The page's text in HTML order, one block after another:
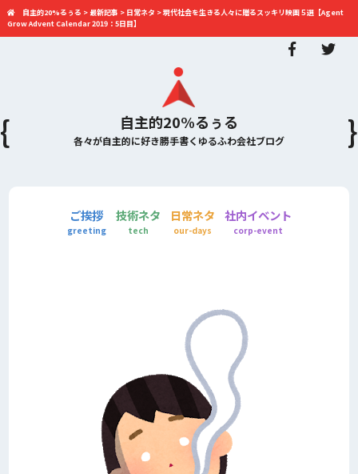
自主的20%るぅる
各々が自主的に好き勝手書くゆるふわ会社ブログ
自主的20%るぅる > 最新記事 > 日常ネタ >現代社会を生きる人々に贈るスッキリ映画５選【Agent
Grow Advent Calendar 2019：5日目】
ご挨拶
greeting
技術ネタ
tech
日常ネタ
our-days
社内イベント
corp-event